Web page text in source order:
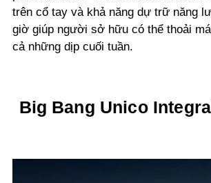
trên cổ tay và khả năng dự trữ năng
giờ giúp người sở hữu có thể thoải
cả những dịp cuối tuần.
Big Bang Unico